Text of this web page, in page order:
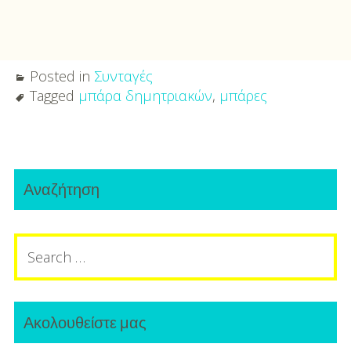
Posted in Συνταγές
Tagged μπάρα δημητριακών, μπάρες
navigation
Primary
Sidebar
Αναζήτηση
Search
for:
Ακολουθείστε μας